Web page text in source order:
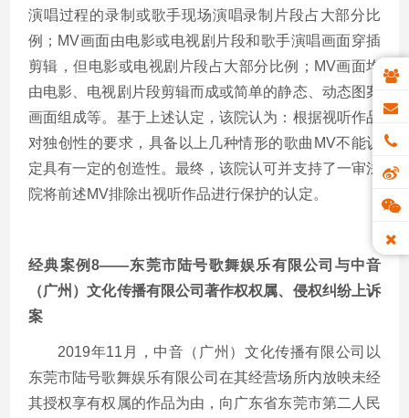
演唱过程的录制或歌手现场演唱录制片段占大部分比
例；MV画面由电影或电视剧片段和歌手演唱画面穿插
剪辑，但电影或电视剧片段占大部分比例；MV画面均
由电影、电视剧片段剪辑而成或简单的静态、动态图案
画面组成等。基于上述认定，该院认为：根据视听作品
对独创性的要求，具备以上几种情形的歌曲MV不能认
定具有一定的创造性。最终，该院认可并支持了一审法
院将前述MV排除出视听作品进行保护的认定。
经典案例 8——东莞市陆号歌舞娱乐有限公司与中音
（广州）文化传播有限公司著作权权属、侵权纠纷上诉
案
2019年11月，中音（广州）文化传播有限公司以
东莞市陆号歌舞娱乐有限公司在其经营场所内放映未经
其授权享有权属的作品为由，向广东省东莞市第二人民